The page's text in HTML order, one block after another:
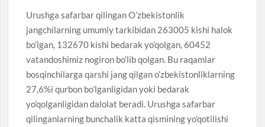
Urushga safarbar qilingan O’zbekistonlik
jangchilarning umumiy tarkibidan 263005 kishi halok
bo’lgan, 132670 kishi bedarak yo’qolgan, 60452
vatandoshimiz nogiron bo’lib qolgan. Bu raqamlar
bosqinchilarga qarshi jang qilgan o’zbekistonliklarning
27,6%i qurbon bo’lganligidan yoki bedarak
yo’qolganligidan dalolat beradi. Urushga safarbar
qilinganlarning bunchalik katta qismining yo’qotilishi